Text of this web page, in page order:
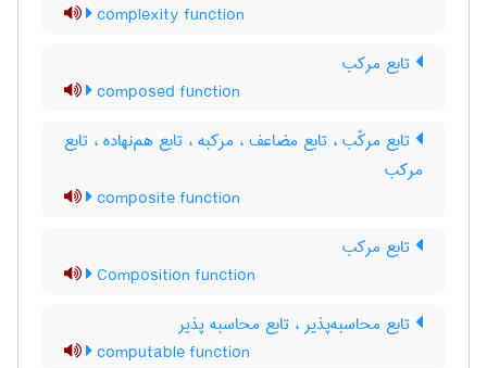
complexity function
تابع مرکب
composed function
تابع مرکّب ، تابع مضاعف ، مرکبه ، تابع هم‌نهاده ، تابع
مرکب
composite function
تابع مرکب
Composition function
تابع محاسبه‌پذیر ، تابع محاسبه پذیر
computable function